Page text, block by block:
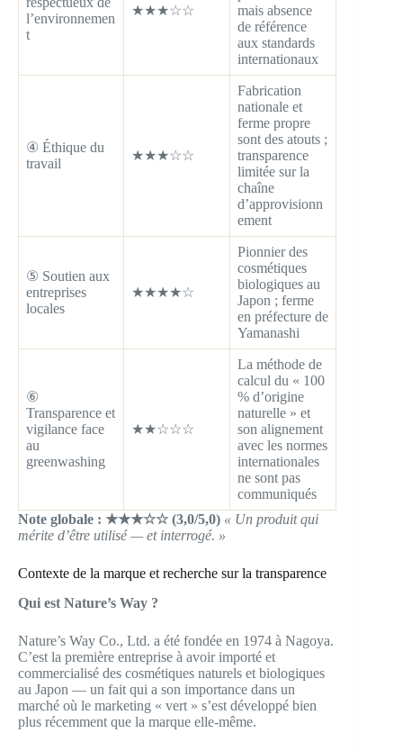
l’environnemen
t
★★★☆☆
mais absence
de référence
aux standards
internationaux
④ Éthique du
travail
★★★☆☆
Fabrication
nationale et
ferme propre
sont des atouts ;
transparence
limitée sur la
chaîne
d’approvisionn
ement
⑤ Soutien aux
entreprises
locales
★★★★☆
Pionnier des
cosmétiques
biologiques au
Japon ; ferme
en préfecture de
Yamanashi
⑥
Transparence et
vigilance face
au
greenwashing
★★☆☆☆
La méthode de
calcul du « 100
% d’origine
naturelle » et
son alignement
avec les normes
internationales
ne sont pas
communiqués
Note globale : ★★★☆☆ (3,0/5,0) « Un produit qui
mérite d’être utilisé — et interrogé. »
Contexte de la marque et recherche sur la transparence
Qui est Nature’s Way ?
Nature’s Way Co., Ltd. a été fondée en 1974 à Nagoya.
C’est la première entreprise à avoir importé et
commercialisé des cosmétiques naturels et biologiques
au Japon — un fait qui a son importance dans un
marché où le marketing « vert » s’est développé bien
plus récemment que la marque elle-même.